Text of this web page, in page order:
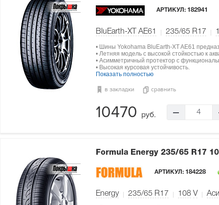
АРТИКУЛ: 182941
BluEarth-XT AE61 235/65 R17
• Шины Yokohama BluEarth-XT AE61
• Летняя модель с высокой стойкостью к
• Асимметричный протектор с
• Высокая курсовая устойчивость.
Показать полностью
в закладки сравнить
10470 руб. 4
Formula Energy 235/65 R17
АРТИКУЛ: 184228
Energy 235/65 R17 108 V